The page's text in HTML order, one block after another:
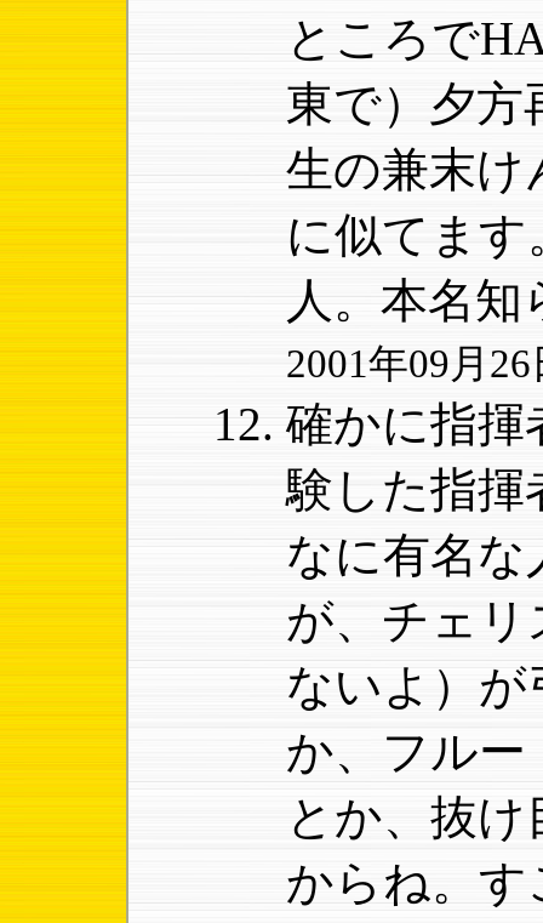
ところで
東で）夕方
生の兼末
に似てま
人。本名
2001年09月
確かに指
験した指揮
なに有名
が、チェ
ないよ）
か、フルー
とか、抜
からね。